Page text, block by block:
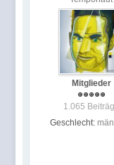
Mitglieder
1.065
Geschlecht: